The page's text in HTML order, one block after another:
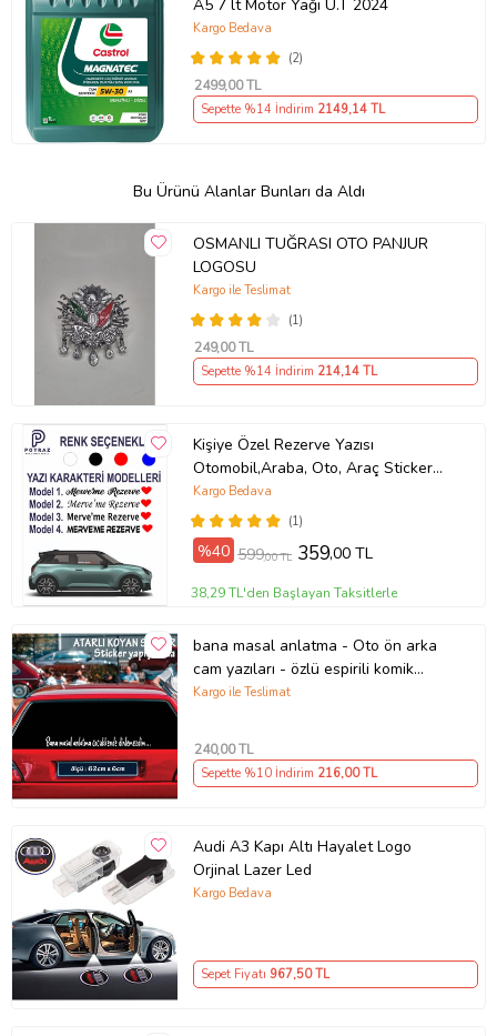
A5 7 lt Motor Yağı Ü.T 2024
(2)
Kargo Bedava
2499,00 TL
Sepette %14 İndirim 2149,14 TL
Bu Ürünü Alanlar Bunları da Aldı
OSMANLI TUĞRASI OTO PANJUR
LOGOSU
(1)
Kargo ile Teslimat
249,00 TL
Sepette %14 İndirim 214,14 TL
Kişiye Özel Rezerve Yazısı
Otomobil,Araba, Oto, Araç Sticker
(Parlak Beyaz)
(1)
Kargo Bedava
%40 599,00 TL 359,00 TL
38,29 TL'den Başlayan Taksitlerle
bana masal anlatma - Oto ön arka
cam yazıları - özlü espirili komik
türkçe koyan sözler
Kargo ile Teslimat
240,00 TL
Sepette %10 İndirim 216,00 TL
Audi A3 Kapı Altı Hayalet Logo
Orjinal Lazer Led
Kargo Bedava
Sepet Fiyatı 967,50 TL